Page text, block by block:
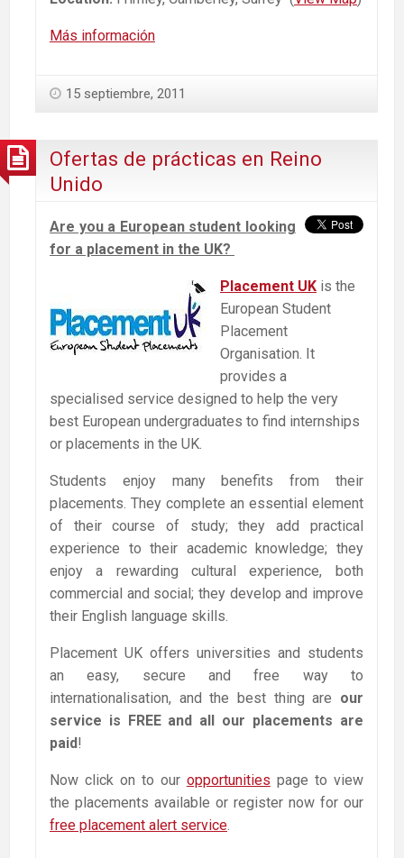
Más información
15 septiembre, 2011
Ofertas de prácticas en Reino
Unido
Are you a European student looking
for a placement in the UK?
Placement UK is the
European Student
Placement
Organisation. It
provides a
specialised service designed to help the very
best European undergraduates to find internships
or placements in the UK.
Students enjoy many benefits from their
placements. They complete an essential element
of their course of study; they add practical
experience to their academic knowledge; they
enjoy a rewarding cultural experience, both
commercial and social; they develop and improve
their English language skills.
Placement UK offers universities and students
an easy, secure and free way to
internationalisation, and the best thing are our
service is FREE and all our placements are
paid!
Now click on to our opportunities page to view
the placements available or register now for our
free placement alert service.